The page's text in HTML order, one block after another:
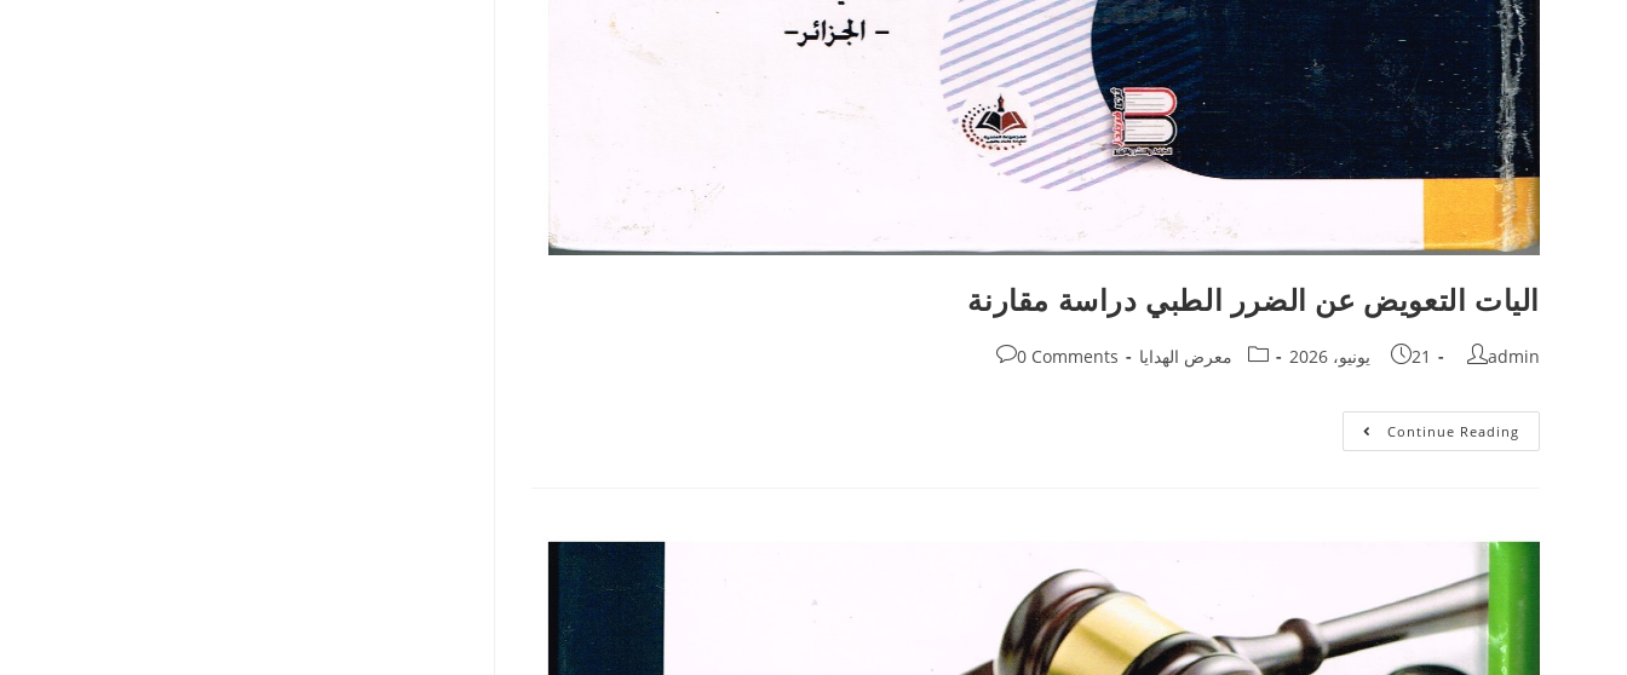
اليات التعويض عن الضرر الطبي دراسة مقارنة
admin 21 يونيو، 2026 معرض الهدايا 0 Comments
Continue Reading